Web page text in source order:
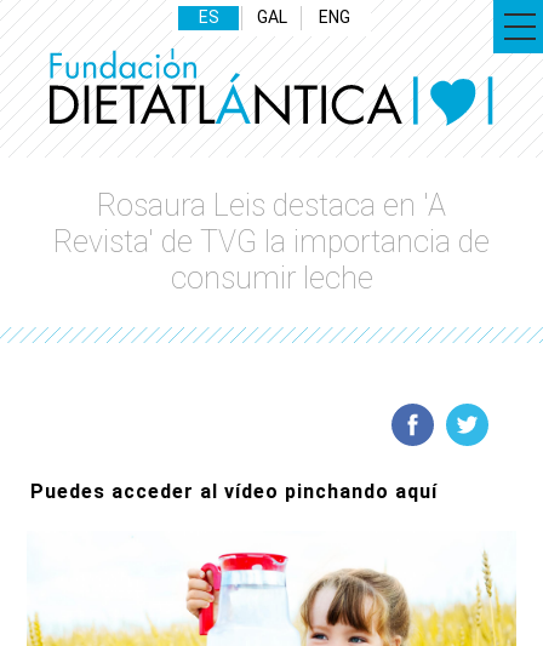
ES GAL ENG
Rosaura Leis destaca en 'A
Revista' de TVG la importancia de
consumir leche
Puedes acceder al vídeo pinchando aquí­